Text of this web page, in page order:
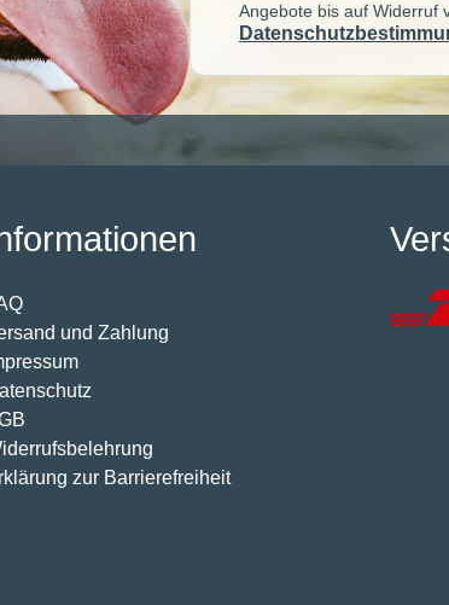
Angebote bis auf Widerruf
und Zahlung
zur Barrierefreiheit